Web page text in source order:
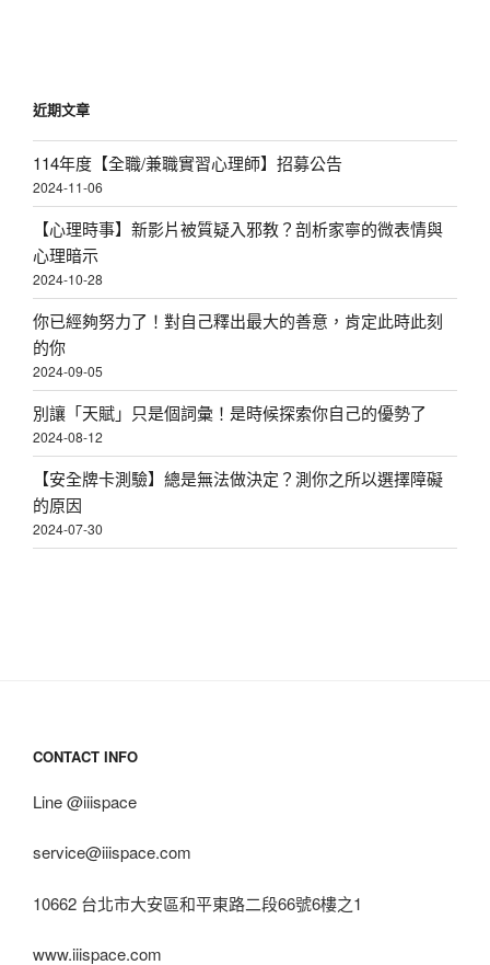
近期文章
114年度【全職/兼職實習心理師】招募公告
2024-11-06
【心理時事】新影片被質疑入邪教？剖析家寧的微表情與
心理暗示
2024-10-28
你已經夠努力了！對自己釋出最大的善意，肯定此時此刻
的你
2024-09-05
別讓「天賦」只是個詞彙！是時候探索你自己的優勢了
2024-08-12
【安全牌卡測驗】總是無法做決定？測你之所以選擇障礙
的原因
2024-07-30
CONTACT INFO
Line @iiispace
service@iiispace.com
10662 台北市大安區和平東路二段66號6樓之1
www.iiispace.com